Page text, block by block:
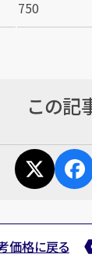
750
この記
価格に戻る